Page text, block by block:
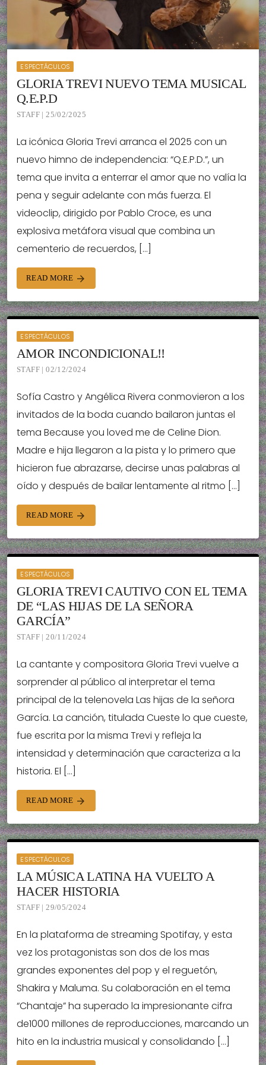
ESPECTÁCULOS
GLORIA TREVI NUEVO TEMA MUSICAL
Q.E.P.D
STAFF | 25/02/2025
La icónica Gloria Trevi arranca el 2025 con un
nuevo himno de independencia: “Q.E.P.D.”, un
tema que invita a enterrar el amor que no valía la
pena y seguir adelante con más fuerza. El
videoclip, dirigido por Pablo Croce, es una
explosiva metáfora visual que combina un
cementerio de recuerdos, […]
READ MORE arrow_forward
ESPECTÁCULOS
AMOR INCONDICIONAL!!
STAFF | 02/12/2024
Sofía Castro y Angélica Rivera conmovieron a los
invitados de la boda cuando bailaron juntas el
tema Because you loved me de Celine Dion.
Madre e hija llegaron a la pista y lo primero que
hicieron fue abrazarse, decirse unas palabras al
oído y después de bailar lentamente al ritmo […]
READ MORE arrow_forward
ESPECTÁCULOS
GLORIA TREVI CAUTIVO CON EL TEMA
DE “LAS HIJAS DE LA SEÑORA
GARCÍA”
STAFF | 20/11/2024
La cantante y compositora Gloria Trevi vuelve a
sorprender al público al interpretar el tema
principal de la telenovela Las hijas de la señora
García. La canción, titulada Cueste lo que cueste,
fue escrita por la misma Trevi y refleja la
intensidad y determinación que caracteriza a la
historia. El […]
READ MORE arrow_forward
ESPECTÁCULOS
LA MÚSICA LATINA HA VUELTO A
HACER HISTORIA
STAFF | 29/05/2024
En la plataforma de streaming Spotifay, y esta
vez los protagonistas son dos de los mas
grandes exponentes del pop y el reguetón,
Shakira y Maluma. Su colaboración en el tema
“Chantaje” ha superado la impresionante cifra
de1000 millones de reproducciones, marcando un
hito en la industria musical y consolidando […]